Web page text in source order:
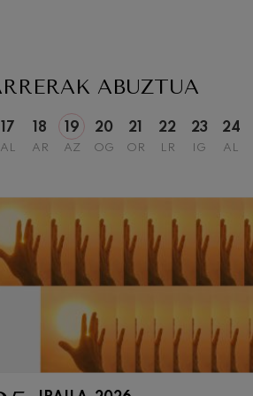
ABUZTUA
17
AL
18
AR
19
AZ
20
OG
21
OR
22
LR
23
IG
24
AL